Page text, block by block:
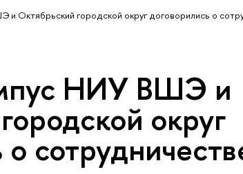
Октябрьский городской округ договорились о
НИУ ВШЭ и
округ